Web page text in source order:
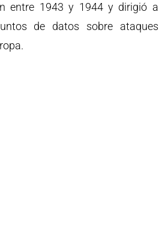
entre 1943 y 1944 y dirigió a
de datos sobre ataques